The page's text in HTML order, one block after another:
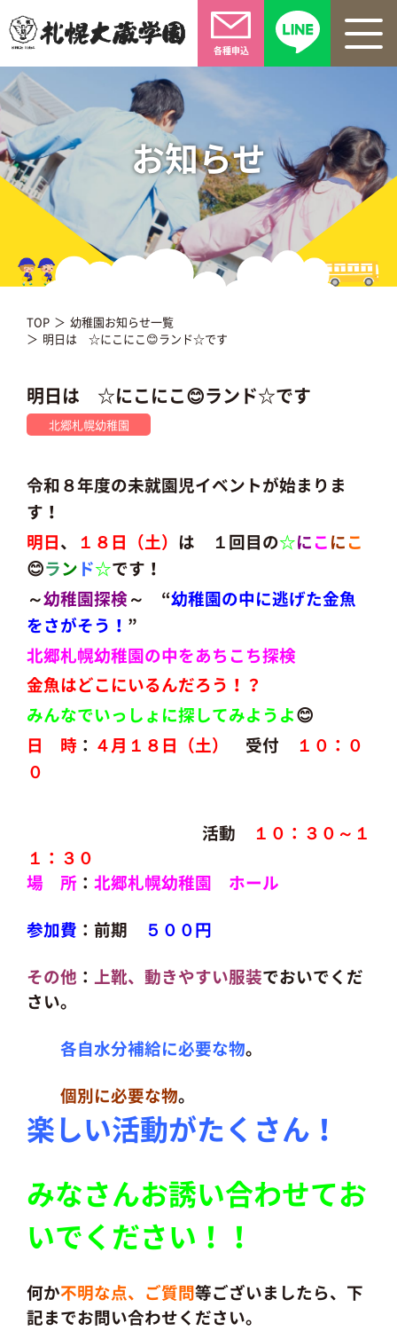
各種申込
お知らせ
TOP
幼稚園お知らせ一覧
明日は ☆にこにこ😊ランド☆です
明日は ☆にこにこ😊ランド☆です
北郷札幌幼稚園
令和８年度の未就園児イベントが始まりま
す！
明日、 １８日（土） は １回目の☆にこにこ
😊ラン ド☆です！
～幼稚園探検～ “幼稚園の中に逃げた金魚
をさがそう！ ”
北郷札幌幼稚園の中をあちこち探検
金魚はどこにいるんだろう！？
みんなでいっしょに探してみようよ😊
日 時 ： ４月１８日（土） 受付
１０：０
０
活動
１０：３０～１
１：３０
場 所 ： 北郷札幌幼稚園 ホール
参加費 ：前期
５００円
その他 ： 上靴、動きやすい服装でおいでくだ
さい。
各自水分補給に必要な物。
個別に必要な物。
楽しい活動がたくさん！
みなさんお誘い合わせてお
いでください！！
何か不明な点、ご質問等ございましたら、下
記までお問い合わせください。